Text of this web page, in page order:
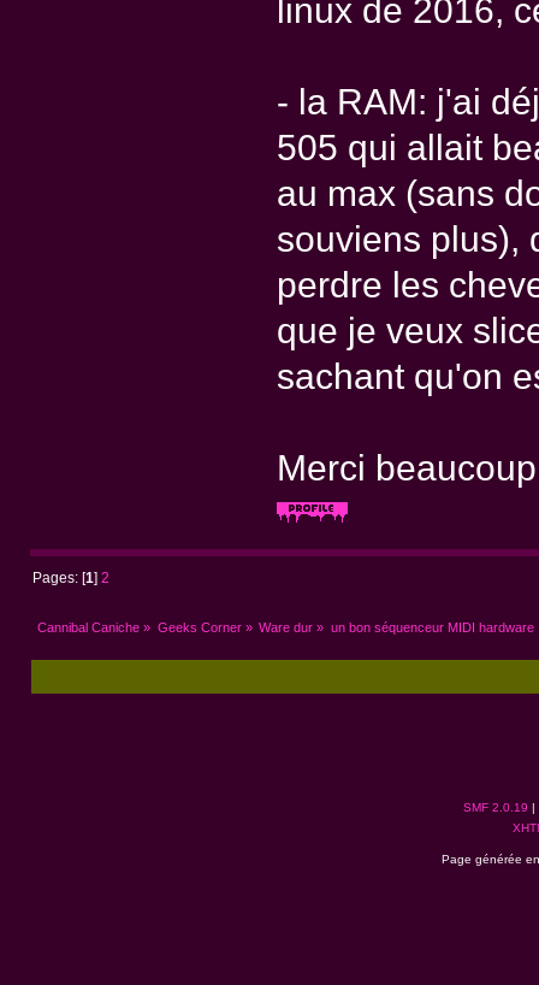
linux de 2016,
- la RAM: j'ai
505 qui allait
au max (sans
souviens plus),
perdre les
que je veux
sachant qu'on
Merci
Pages: [1]2
Cannibal Caniche » Geeks Corner» Ware dur » un bon séquenceur MIDI hardware
SMF 2.0.19 |
Page générée